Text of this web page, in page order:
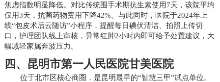
焦虑指数明显降低。对比传统围手术期抗生素使用7天，该院平均
仅用3天，抗菌药物费用下降42%。与此同时，医院于2024年上
线“包皮术后云随访”小程序，提醒每日碘伏清洁、拍照上传切
口，护理团队线上审核，异常红肿2小时内即可给予处置建议，大
幅减轻家属奔波压力。
四、昆明市第一人民医院甘美医院
位于北市区核心商圈，是昆明最早的“智慧三甲”试点单位。